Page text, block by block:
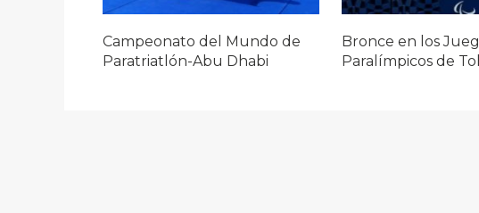
Campeonato del Mundo de
Paratriatlón-Abu Dhabi
Bronce en los
Paralímpicos de